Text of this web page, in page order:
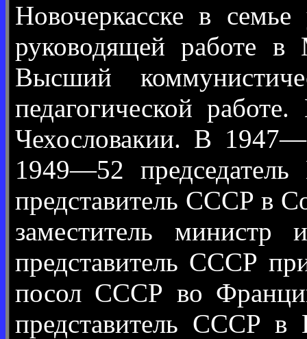
Новочеркасске в
руководящей работе
Высший
педагогической
Чехословакии. В
1949—52
представитель СССР в
заместитель
представитель СССР
посол СССР во
представитель СССР